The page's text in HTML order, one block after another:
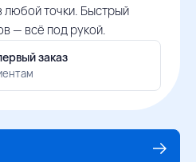
точки. Быстрый
— всё под рукой.
заказ